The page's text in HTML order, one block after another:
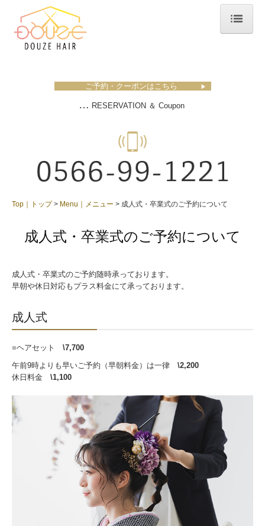
Top｜トップ
Coupon｜クーポン
Menu｜メニュー
インタビュー
Privacy Policy｜プライバシーポリシー
HAIR DOUZE
HAIR DOUZE
ご予約・クーポンはこちら ▶
… RESERVATION ＆ Coupon
Top｜トップ Menu｜メニュー 成人式・卒業式のご予約について
成人式・卒業式のご予約について
成人式・卒業式のご予約随時承っております。
早朝や休日対応もプラス料金にて承っております。
成人式
■ヘアセット \7,700
午前9時よりも早いご予約（早朝料金）は一律 \2,200
休日料金 \1,100